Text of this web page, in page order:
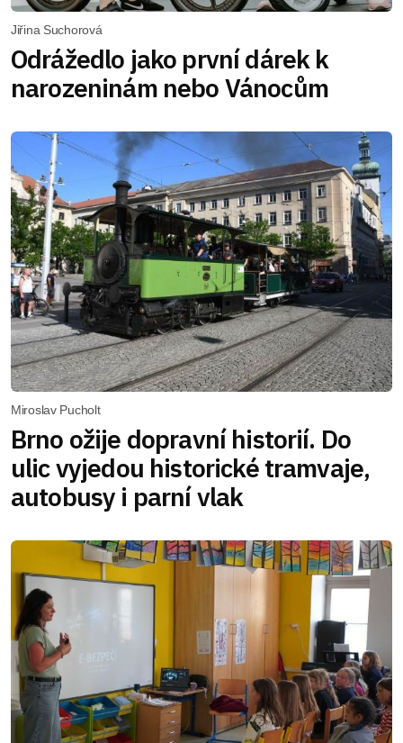
Jiřina Suchorová
Odrážedlo jako první dárek k
narozeninám nebo Vánocům
Miroslav Pucholt
Brno ožije dopravní historií. Do
ulic vyjedou historické tramvaje,
autobusy i parní vlak